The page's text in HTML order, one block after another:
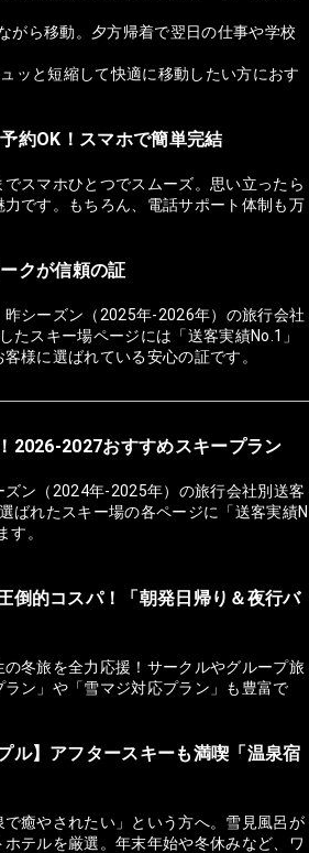
がら移動。夕方帰着で翌日の仕事や学校
ッと短縮して快適に移動したい方におす
約OK！スマホで簡単完結
スマホひとつでスムーズ。思い立ったら
です。もちろん、電話サポート体制も万
クが信頼の証
シーズン（2025年-2026年）の旅行会社
たスキー場ページには「送客実績No.1」
様に選ばれている安心の証です。
2026-2027おすすめスキープラン
ン（2024年-2025年）の旅行会社別送客
ばれたスキー場の各ページに「送客実績N
す。
倒的コスパ！「朝発日帰り＆夜行バ
冬旅を全力応援！サークルやグループ旅
ン」や「雪マジ対応プラン」も豊富で
ル】アフタースキーも満喫「温泉宿
で癒やされたい」という方へ。雪見風呂が
テルを厳選。年末年始や冬休みなど、ワ